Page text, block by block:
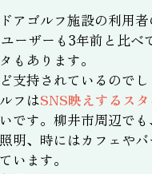
アゴルフ施設の利用
ーザーも3年前と比べ
もあります。
支持されているのでし
フはSNS映えするス
です。柳井市周辺でも
明、時にはカフェや
います。